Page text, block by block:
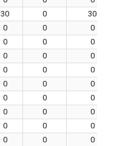
30 0
30
0 0
0
0 0
0
0 0
0
0 0
0
0 0
0
0 0
0
0 0
0
0 0
0
0 0
0